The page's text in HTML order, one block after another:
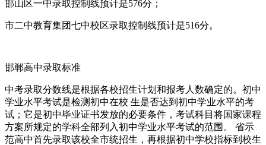
邯山区一中录取控制线预计是576分；
市二中教育集团七中校区录取控制线预计是516分。
邯郸高中录取标准
中考录取分数线是根据各校招生计划和报考人数确定的。初中
学业水平考试是检测初中在校 生是否达到初中学业水平的考
试；它是初中毕业证书发放的必要条件，考试科目将国家课程
方案所规定的学科全部列入初中学业水平考试的范围。 省示
范高中首先录取该校全市统招生，再根据初中学校指标到校生